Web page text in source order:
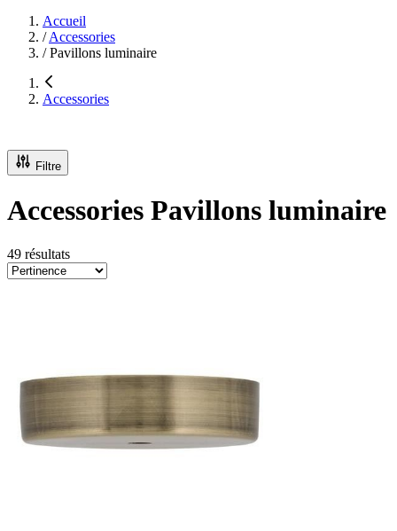
Accueil
/ Accessories
/ Pavillons luminaire
Accessories
Filtre
Accessories Pavillons luminaire
49 résultats